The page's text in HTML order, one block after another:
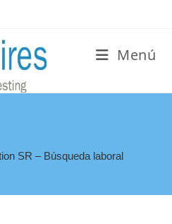
Menú
SR – Búsqueda laboral